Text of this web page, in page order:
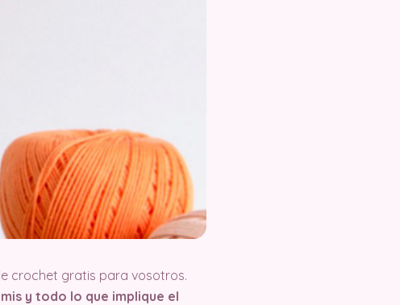
crochet gratis para vosotros.
y todo lo que implique el